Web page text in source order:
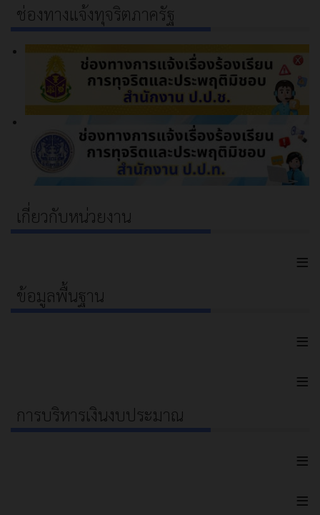
ช่องทางแจ้งทุจริตภาครัฐ
เกี่ยวกับหน่วยงาน
≡
ข้อมูลพื้นฐาน
≡
≡
การบริหารเงินงบประมาณ
≡
≡